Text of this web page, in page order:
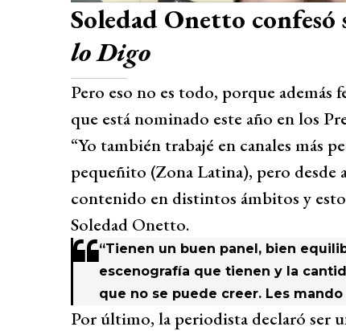
Soledad Onetto confesó
lo Digo
Pero eso no es todo, porque
que está nominado este año en los
“Yo también trabajé en canales más
pequeñito (Zona Latina), pero desde
contenido en distintos ámbitos y
Soledad Onetto.
“Tienen un buen panel, bien
escenografía que tienen y la
que no se puede creer. Les
Por último, la periodista declaró ser